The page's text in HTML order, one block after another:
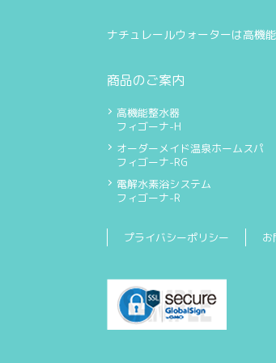
ナチュレールウォーターは高機
商品のご案内
高機能整水器
フィゴーナ-H
オーダーメイド温泉ホームスパ
フィゴーナ-RG
電解水素浴システム
フィゴーナ-R
プライバシーポリシー お